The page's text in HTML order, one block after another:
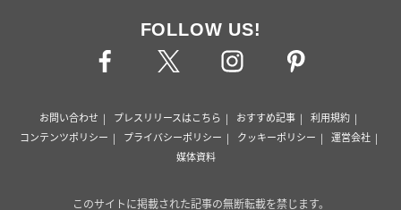
FOLLOW US!
お問い合わせ プレスリリースはこちら おすすめ記事
利用規約
コンテンツポリシー
プライバシーポリシー クッキーポリシー
運営会社
媒体資料
このサイトに掲載された記事の無断転載を禁じます。